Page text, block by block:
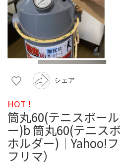
シェア
HOT !
筒丸60(テニスボー
ー)b 筒丸60(テニス
ホルダー)｜Yahoo!
フリマ）